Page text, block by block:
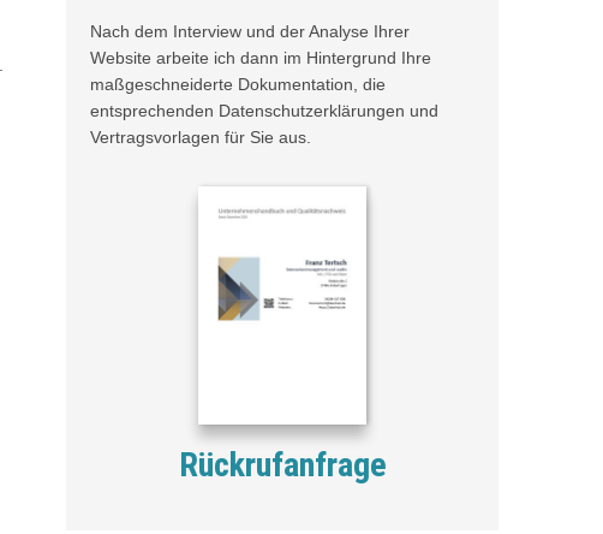
Nach dem Interview und der Analyse Ihrer
Website arbeite ich dann im Hintergrund Ihre
maßgeschneiderte Dokumentation, die
entsprechenden Datenschutzerklärungen und
Vertragsvorlagen für Sie aus.
Rückrufanfrage